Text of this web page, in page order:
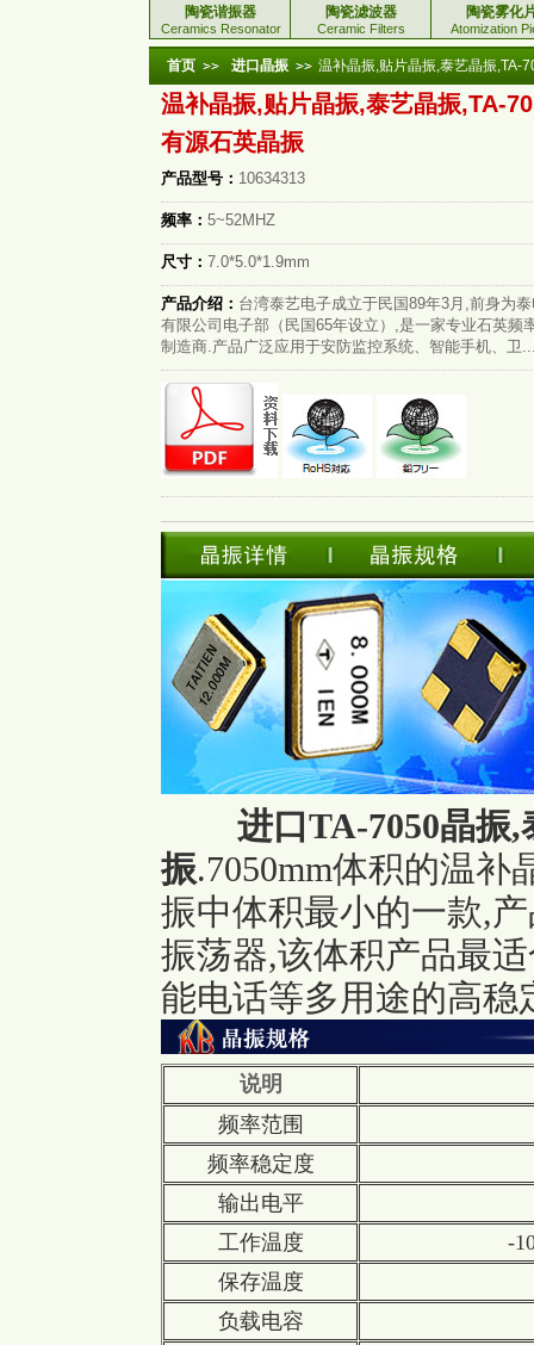
陶瓷谐振器
Ceramics Resonator
陶瓷滤波器
Ceramic Filters
陶瓷雾化
Atomization
首页 进口晶振 温补晶振,贴片晶振,泰艺晶振,TA-
温补晶振,贴片晶振,泰艺晶振,TA-
有源石英晶振
产品型号： 10634313
频率： 5~52MHZ
尺寸： 7.0*5.0*1.9mm
产品介绍： 台湾泰艺电子成立于民国89年3月,前身为
有限公司电子部（民国65年设立）,是一家专业石英频
制造商.产品广泛应用于安防监控系统、智能手机、卫
进口TA-7050晶振,
振.7050mm体积的温
振中体积最小的一款,
振荡器,该体积产品最
能电话等多用途的高
说明
频率范围
频率稳定度
输出电平
工作温度
-
保存温度
负载电容